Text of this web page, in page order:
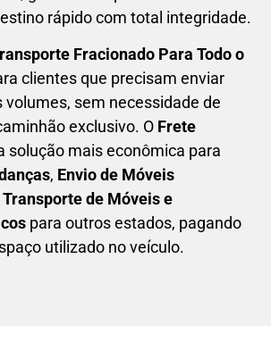
rápido com total integridade.
Fracionado Para Todo o
clientes que precisam enviar
volumes, sem necessidade de
exclusivo. O Frete
solução mais econômica para
, Envio de Móveis
Transporte de Móveis e
para outros estados, pagando
utilizado no veículo.